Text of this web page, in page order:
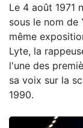
Le 4 août 1971
sous le nom de
même
Lyte, la
l'une des
sa voix sur la
1990.